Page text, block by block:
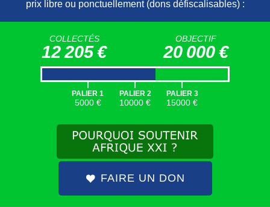
FAIRE UN DON
Réunie en sommet des chefs d’État
dimanche à Abuja, la Cedeao s’est félicitée
succès, au Bénin, contre la tentative de
coup d’État finalement déjouée conduite
par des officiers de ce pays le 7 décembre.
À l’inverse des tergiversations d’il y a deux
ans contre le Niger, dans lesquelles le
COLLECTÉS
12 205 €
OBJECTIF
20 000 €
|
PALIER 1
5000 €
|
PALIER 2
10000 €
|
PALIER 3
15000 €
FAIRE UN DON